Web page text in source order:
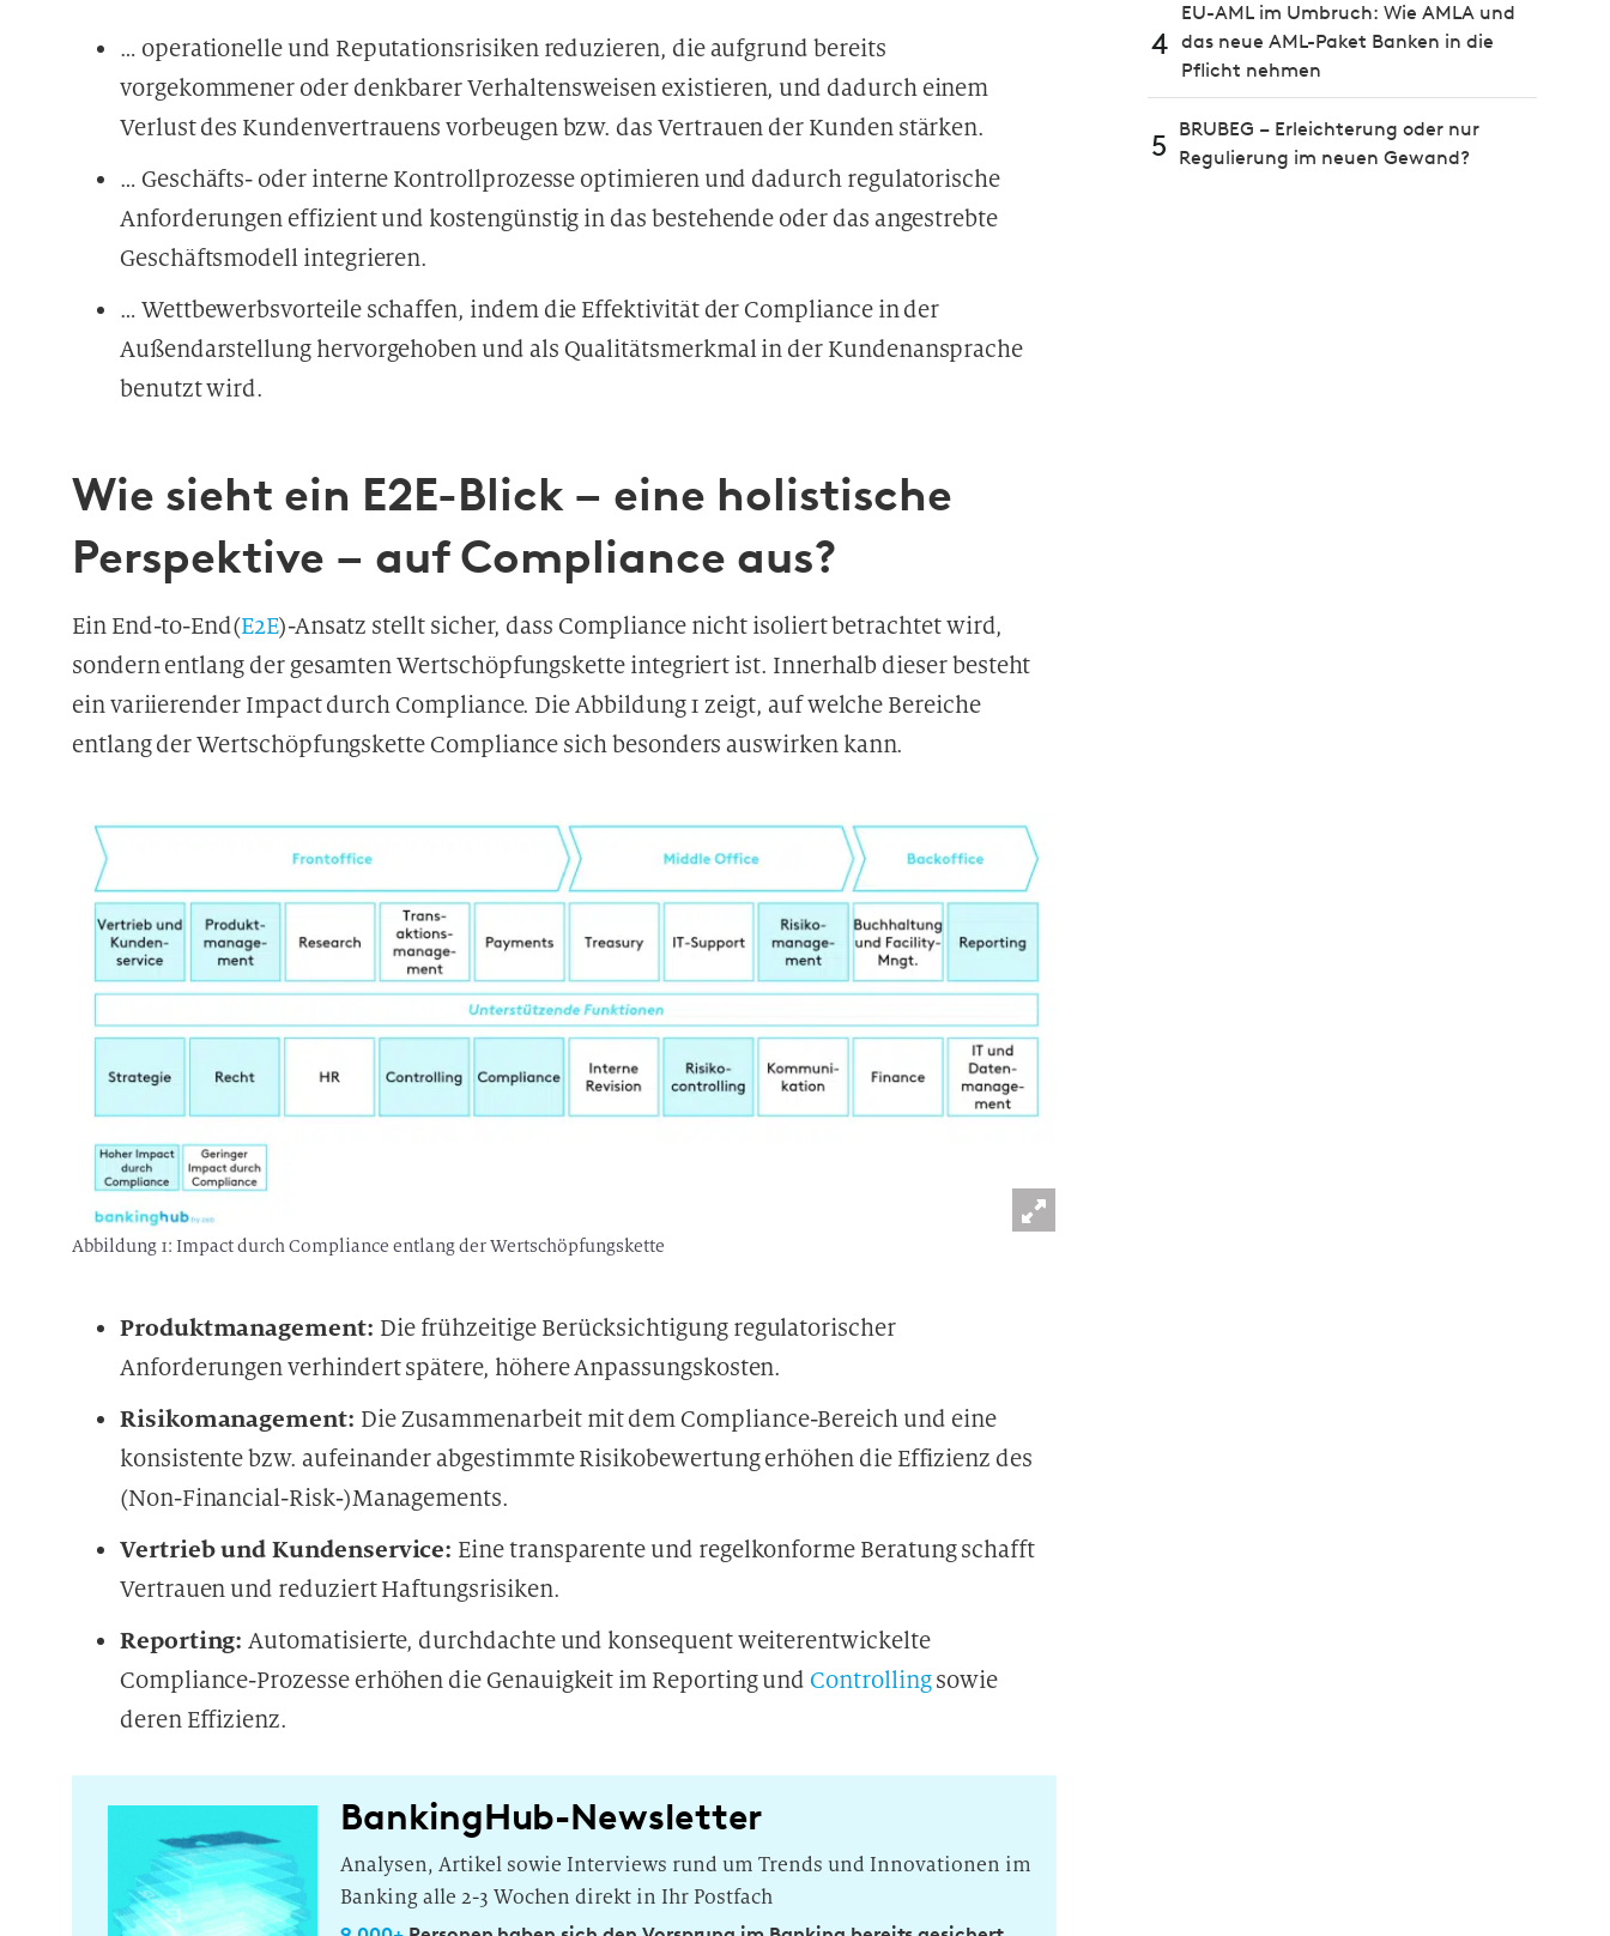
… operationelle und Reputationsrisiken reduzieren, die aufgrund bereits
vorgekommener oder denkbarer Verhaltensweisen existieren, und dadurch einem
Verlust des Kundenvertrauens vorbeugen bzw. das Vertrauen der Kunden stärken.
… Geschäfts- oder interne Kontrollprozesse optimieren und dadurch regulatorische
Anforderungen effizient und kostengünstig in das bestehende oder das angestrebte
Geschäftsmodell integrieren.
… Wettbewerbsvorteile schaffen, indem die Effektivität der Compliance in der
Außendarstellung hervorgehoben und als Qualitätsmerkmal in der Kundenansprache
benutzt wird.
Wie sieht ein E2E-Blick – eine holistische
Perspektive – auf Compliance aus?
Ein End-to-End(E2E)-Ansatz stellt sicher, dass Compliance nicht isoliert betrachtet wird,
sondern entlang der gesamten Wertschöpfungskette integriert ist. Innerhalb dieser besteht
ein variierender Impact durch Compliance. Die Abbildung 1 zeigt, auf welche Bereiche
entlang der Wertschöpfungskette Compliance sich besonders auswirken kann.
Abbildung 1: Impact durch Compliance entlang der Wertschöpfungskette
Produktmanagement: Die frühzeitige Berücksichtigung regulatorischer
Anforderungen verhindert spätere, höhere Anpassungskosten.
Risikomanagement: Die Zusammenarbeit mit dem Compliance-Bereich und eine
konsistente bzw. aufeinander abgestimmte Risikobewertung erhöhen die Effizienz des
(Non-Financial-Risk‑)Managements.
Vertrieb und Kundenservice: Eine transparente und regelkonforme Beratung schafft
Vertrauen und reduziert Haftungsrisiken.
Reporting:Automatisierte, durchdachte und konsequent weiterentwickelte
Compliance-Prozesse erhöhen die Genauigkeit im Reporting undControllingsowie
deren Effizienz.
BankingHub-Newsletter
Analysen, Artikel sowie Interviews rund um Trends und Innovationen im
Banking alle 2-3 Wochen direkt in Ihr Postfach
4
EU-AML im Umbruch: Wie AMLA und
das neue AML-Paket Banken in die
Pflicht nehmen
5
BRUBEG – Erleichterung oder nur
Regulierung im neuen Gewand?